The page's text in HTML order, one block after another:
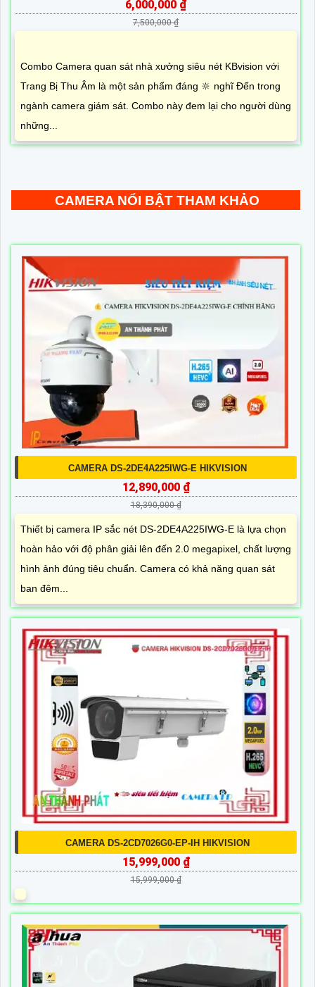
6,000,000 ₫
7,500,000 ₫
Combo Camera quan sát nhà xưởng siêu nét KBvision với
Trang Bị Thu Âm là một sản phẩm đáng 🔆 nghĩ Đến trong
ngành camera giám sát. Combo này đem lại cho người dùng
những...
CAMERA NỔI BẬT THAM KHẢO
CAMERA DS-2DE4A225IWG-E HIKVISION
12,890,000 ₫
18,390,000 ₫
Thiết bị camera IP sắc nét DS-2DE4A225IWG-E là lựa chọn
hoàn hảo với độ phân giải lên đến 2.0 megapixel, chất lượng
hình ảnh đúng tiêu chuẩn. Camera có khả năng quan sát
ban đêm...
CAMERA DS-2CD7026G0-EP-IH HIKVISION
15,999,000 ₫
15,999,000 ₫